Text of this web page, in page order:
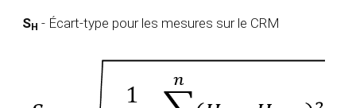
SH - Écart-type pour les mesures sur le CRM